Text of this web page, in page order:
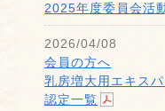
2025年度委員会活
2026/04/08
会員の方へ
乳房増大用エキス
認定一覧